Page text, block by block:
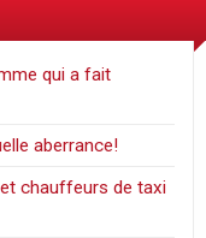
qui a fait
aberrance!
chauffeurs de taxi